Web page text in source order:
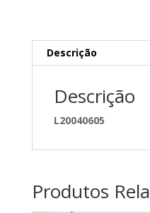
Descrição
Descrição
L20040605
Produtos